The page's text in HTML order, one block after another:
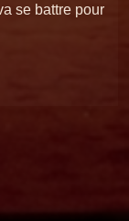
se battre pour